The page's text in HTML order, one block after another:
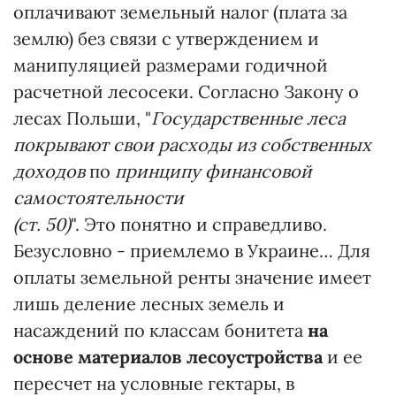
оплачивают земельный налог (плата за
землю) без связи с утверждением и
манипуляцией размерами годичной
расчетной лесосеки. Согласно Закону о
лесах Польши, "Государственные леса
покрывают свои расходы из собственных
доходовпо принципу финансовой
самостоятельности
(ст. 50)". Это понятно и справедливо.
Безусловно - приемлемо в Украине… Для
оплаты земельной ренты значение имеет
лишь деление лесных земель и
насаждений по классам бонитета на
основе материалов лесоустройстваи ее
пересчет на условные гектары, в